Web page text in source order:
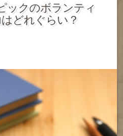
ックのボランティ
どれぐらい？